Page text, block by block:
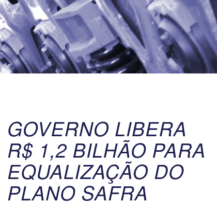
GOVERNO LIBERA
R$ 1,2 BILHÃO PARA
EQUALIZAÇÃO DO
PLANO SAFRA